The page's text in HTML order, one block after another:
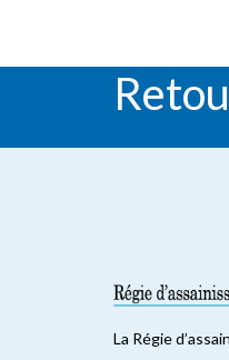
La Régie